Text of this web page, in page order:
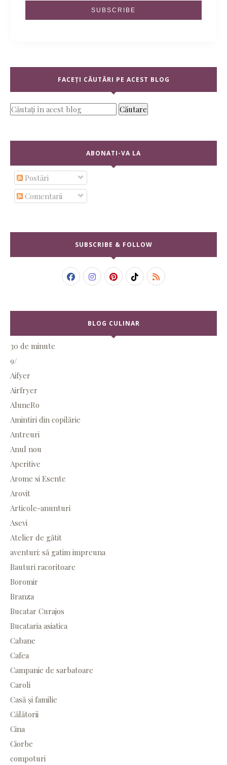
FACEȚI CĂUTĂRI PE ACEST BLOG
ABONATI-VA LA
Postări
Comentarii
SUBSCRIBE & FOLLOW
BLOG CULINAR
30 de minute
9/
Aifyer
Airfryer
AluneRo
Amintiri din copilărie
Antreuri
Anul nou
Aperitive
Arome si Esente
Arovit
Articole-anunturi
Asevi
Atelier de gătit
aventuri: să gatim impreuna
Bauturi racoritoare
Boromir
Branza
Bucatar Curajos
Bucataria asiatica
Cabane
Cafea
Campanie de sarbatoare
Caroli
Casă și familie
Călătorii
Cina
Ciorbe
compoturi